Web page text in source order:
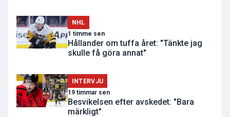
NHL
1 timme sen
Hållander om tuffa året: "Tänkte jag
skulle få göra annat"
INTERVJU
19 timmar sen
Besvikelsen efter avskedet: "Bara
märkligt"